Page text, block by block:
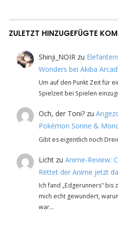
ZULETZT HINZUGEFÜGTE
Shinji_NOIR zu
Wonders bei Akiba
Um auf den Punkt Zeit für
Spielzeit bei Spielen
Och, der Toni? zu
Pokémon Sonne &
Gibt es eigentlich noch
Licht zuAnime-Review:
Rettet der Anime jetzt
Ich fand „Edgerunners" bis
mich echt gewundert,
war…